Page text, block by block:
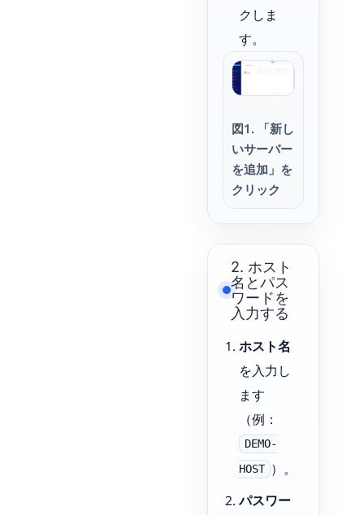
クしま
す。
図1. 「新し
いサーバー
を追加」を
クリック
2. ホスト
名とパス
ワードを
入力する
ホスト名
を入力し
ます
（例：
DEMO-
HOST ）。
パスワー